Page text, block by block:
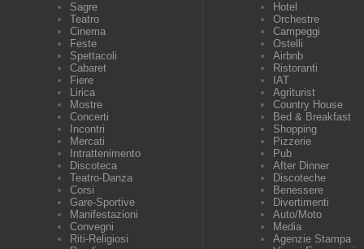
Sagre
Teatro
Cinema
Feste
Spettacoli
Cabaret
Fiere
Lirica
Mostre
Concerti
Incontri
Mercati
Intrattenimento
Discoteca
Teatro-Danza
Corsi
Gare-Sportive
Manifestazioni
Convegni
Riti-Religiosi
Hotel
Orchestre
Campeggi
Ostelli
Airbnb
Ristoranti
IAT
Agriturist
Country House
Bed & Breakfast
Shopping
Pizzerie
Pub
After Dinner
Discoteche
Benessere
Divertimenti
Auto/Moto
Media
Agenzie Stampa